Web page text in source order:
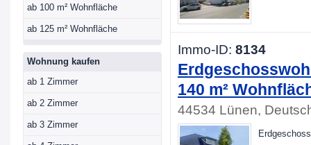
ab 100 m² Wohnfläche
ab 125 m² Wohnfläche
Wohnung kaufen
ab 1 Zimmer
ab 2 Zimmer
ab 3 Zimmer
Immo-ID: 8134
140 m²
44534 Lünen,